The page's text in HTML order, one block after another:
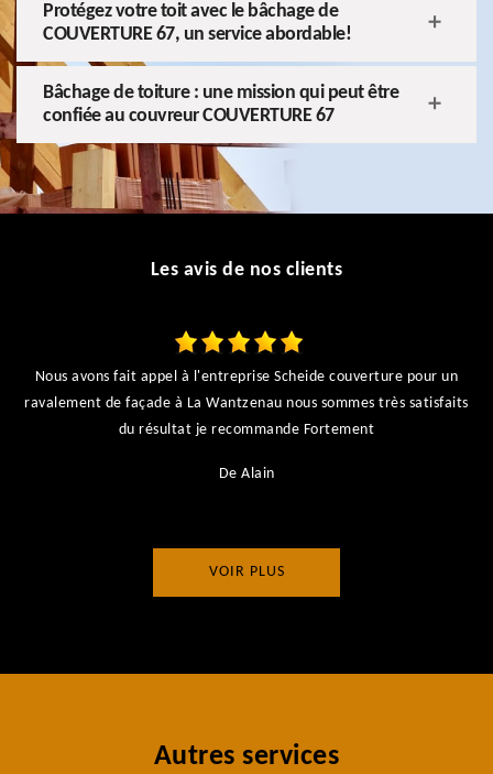
Protégez votre toit avec le bâchage de
COUVERTURE 67, un service abordable!
Bâchage de toiture : une mission qui peut être
confiée au couvreur COUVERTURE 67
Les avis de nos clients
Nous avons fait appel à l'entreprise Scheide couverture pour un
ravalement de façade à La Wantzenau nous sommes très satisfaits
du résultat je recommande Fortement
De Alain
VOIR PLUS
Autres services